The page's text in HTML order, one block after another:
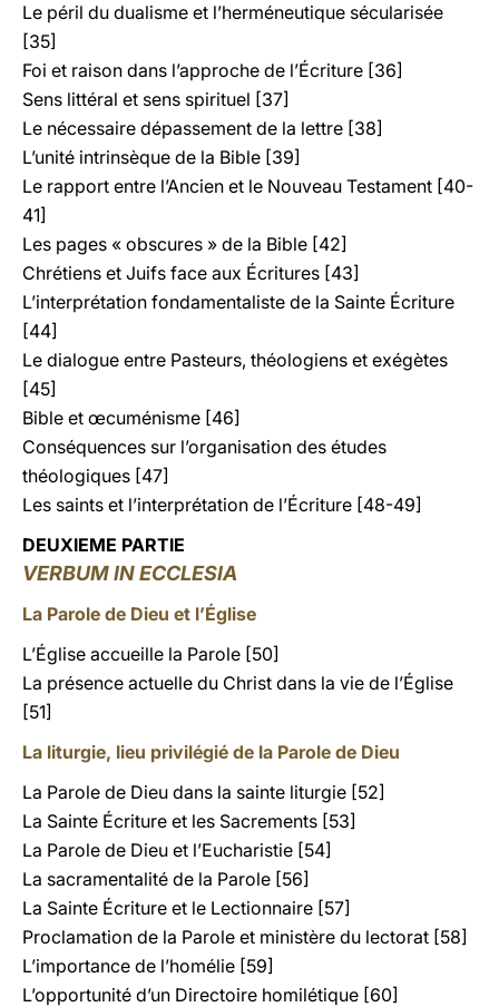
Le péril du dualisme et l’herméneutique sécularisée
[35]
Foi et raison dans l’approche de l’Écriture [36]
Sens littéral et sens spirituel [37]
Le nécessaire dépassement de la lettre [38]
L’unité intrinsèque de la Bible [39]
Le rapport entre l’Ancien et le Nouveau Testament [40-
41]
Les pages « obscures » de la Bible [42]
Chrétiens et Juifs face aux Écritures [43]
L’interprétation fondamentaliste de la Sainte Écriture
[44]
Le dialogue entre Pasteurs, théologiens et exégètes
[45]
Bible et œcuménisme [46]
Conséquences sur l’organisation des études
théologiques [47]
Les saints et l’interprétation de l’Écriture [48-49]
DEUXIEME PARTIE
VERBUM IN ECCLESIA
La Parole de Dieu et l’Église
L’Église accueille la Parole [50]
La présence actuelle du Christ dans la vie de l’Église
[51]
La liturgie, lieu privilégié de la Parole de Dieu
La Parole de Dieu dans la sainte liturgie [52]
La Sainte Écriture et les Sacrements [53]
La Parole de Dieu et l’Eucharistie [54]
La sacramentalité de la Parole [56]
La Sainte Écriture et le Lectionnaire [57]
Proclamation de la Parole et ministère du lectorat [58]
L’importance de l’homélie [59]
L’opportunité d’un Directoire homilétique [60]